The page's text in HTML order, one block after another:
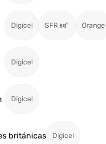
Digicel SFR Orange
Digicel
Digicel
británicas Digicel